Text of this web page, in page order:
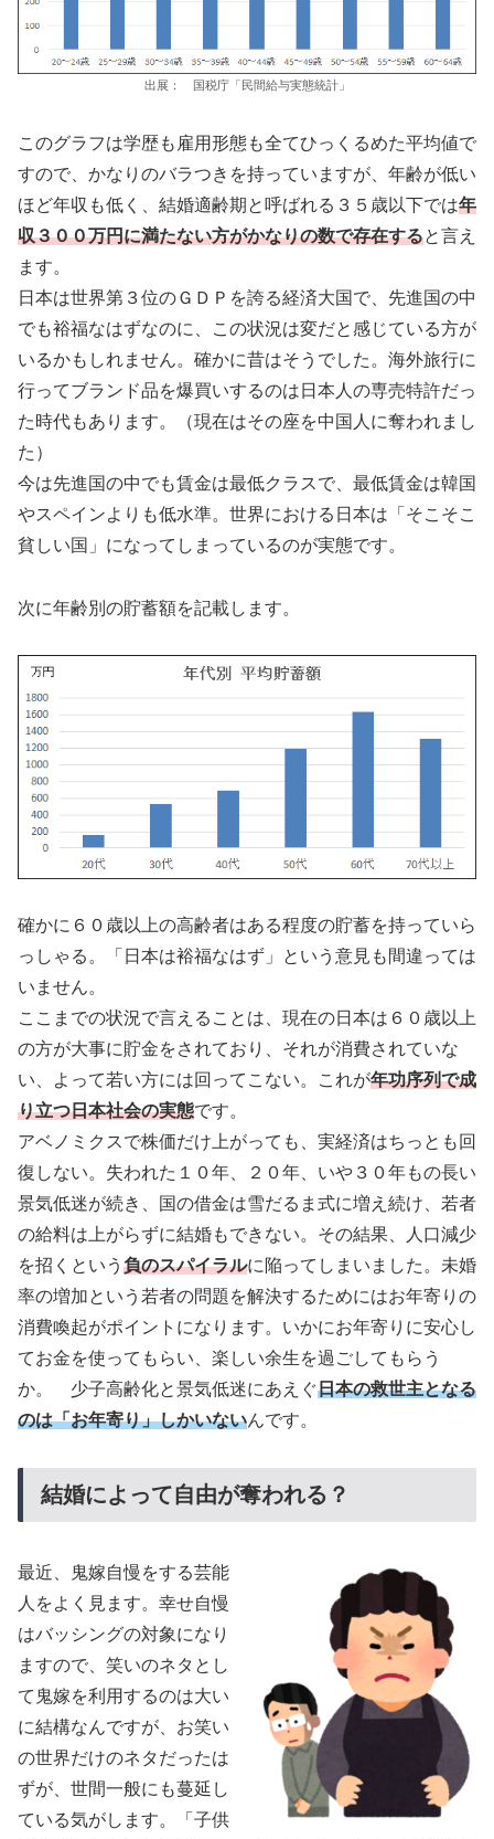
出展： 国税庁「民間給与実態統計」
このグラフは学歴も雇用形態も全てひっくるめた平均値で
すので、かなりのバラつきを持っていますが、年齢が低い
ほど年収も低く、結婚適齢期と呼ばれる３５歳以下では年
収３００万円に満たない方がかなりの数で存在すると言え
ます。
日本は世界第３位のＧＤＰを誇る経済大国で、先進国の中
でも裕福なはずなのに、この状況は変だと感じている方が
いるかもしれません。確かに昔はそうでした。海外旅行に
行ってブランド品を爆買いするのは日本人の専売特許だっ
た時代もあります。（現在はその座を中国人に奪われまし
た）
今は先進国の中でも賃金は最低クラスで、最低賃金は韓国
やスペインよりも低水準。世界における日本は「そこそこ
貧しい国」になってしまっているのが実態です。
次に年齢別の貯蓄額を記載します。
確かに６０歳以上の高齢者はある程度の貯蓄を持っていら
っしゃる。「日本は裕福なはず」という意見も間違っては
いません。
ここまでの状況で言えることは、現在の日本は６０歳以上
の方が大事に貯金をされており、それが消費されていな
い、よって若い方には回ってこない。これが年功序列で成
り立つ日本社会の実態です。
アベノミクスで株価だけ上がっても、実経済はちっとも回
復しない。失われた１０年、２０年、いや３０年もの長い
景気低迷が続き、国の借金は雪だるま式に増え続け、若者
の給料は上がらずに結婚もできない。その結果、人口減少
を招くという 負のスパイラルに陥ってしまいました。未婚
率の増加という若者の問題を解決するためにはお年寄りの
消費喚起がポイントになります。いかにお年寄りに安心し
てお金を使ってもらい、楽しい余生を過ごしてもらう
か。 少子高齢化と景気低迷にあえぐ日本の救世主となる
のは「お年寄り」しかいないんです。
結婚によって自由が奪われる？
最近、鬼嫁自慢をする芸能
人をよく見ます。幸せ自慢
はバッシングの対象になり
ますので、笑いのネタとし
て鬼嫁を利用するのは大い
に結構なんですが、お笑い
の世界だけのネタだったは
ずが、世間一般にも蔓延し
ている気がします。「子供